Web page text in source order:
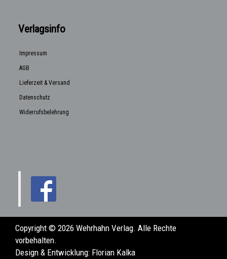
Verlagsinfo
Impressum
AGB
Lieferzeit & Versand
Datenschutz
Widerrufsbelehrung
Copyright © 2026 Wehrhahn Verlag. Alle Rechte
vorbehalten.
Design & Entwicklung: Florian Kalka